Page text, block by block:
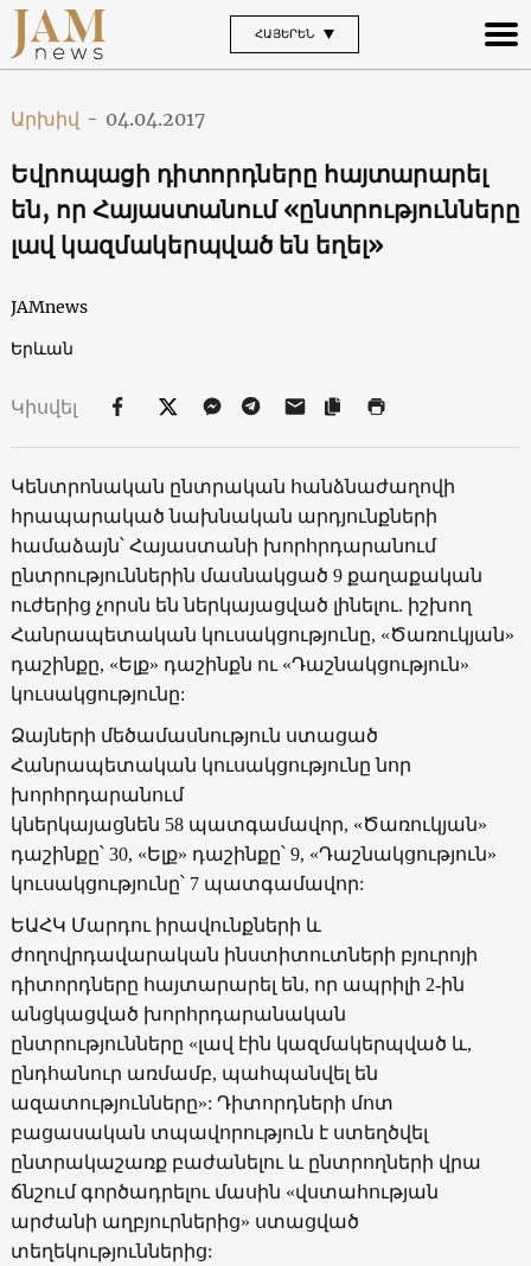
ՀԱՅԵՐԵՆ
Արխիվ - 04.04.2017
Եվրոպացի դիտորդները հայտարարել
են, որ Հայաստանում «ընտրությունները
լավ կազմակերպված են եղել»
JAMnews
Երևան
Կիսվել
Կենտրոնական ընտրական հանձնաժաղովի
հրապարակած նախնական արդյունքների
համաձայն՝ Հայաստանի խորհրդարանում
ընտրություններին մասնակցած 9 քաղաքական
ուժերից չորսն են ներկայացված լինելու. իշխող
Հանրապետական կուսակցությունը, «Ծառուկյան»
դաշինքը, «Ելք» դաշինքն ու«Դաշնակցություն»
կուսակցությունը:
Ձայների մեծամասնություն ստացած
Հանրապետական կուսակցությունը նոր
խորհրդարանում
կներկայացնեն 58 պատգամավոր, «Ծառուկյան»
դաշինքը՝30, «Ելք» դաշինքը՝ 9, «Դաշնակցություն»
կուսակցությունը՝ 7 պատգամավոր:
ԵԱՀԿ Մարդու իրավունքների և
ժողովրդավարական ինստիտուտների բյուրոյի
դիտորդները հայտարարել են, որ ապրիլի 2-ին
անցկացված խորհրդարանական
ընտրությունները «լավ էին կազմակերպված և,
ընդհանուր առմամբ, պահպանվել են
ազատությունները»: Դիտորդների մոտ
բացասական տպավորություն է ստեղծվել
ընտրակաշառք բաժանելու և ընտրողների վրա
ճնշում գործադրելու մասին «վստահության
արժանի աղբյուրներից» ստացված
տեղեկություններից: